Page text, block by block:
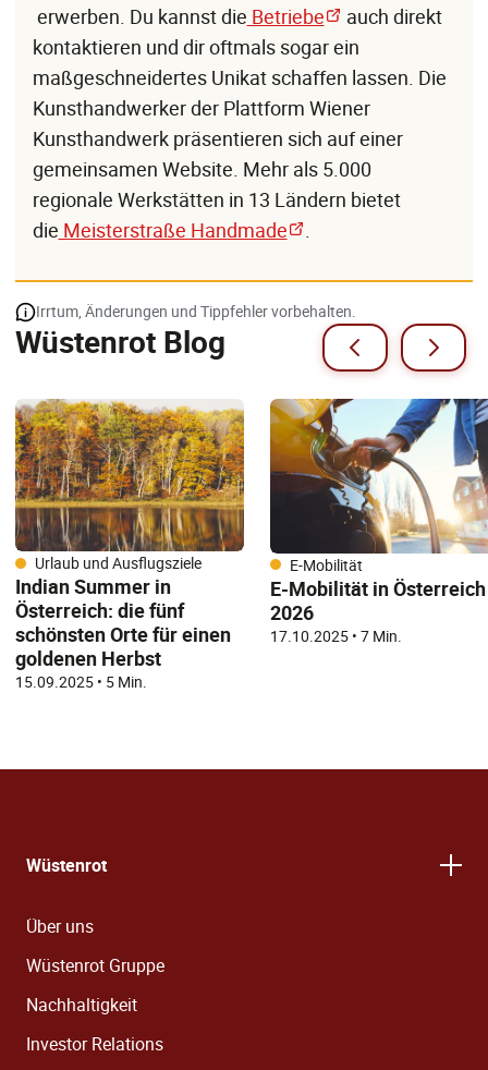
erwerben. Du kannst die Betriebe
auch direkt
kontaktieren und dir oftmals sogar ein
maßgeschneidertes Unikat schaffen lassen. Die
Kunsthandwerker der Plattform Wiener
Kunsthandwerk präsentieren sich auf einer
gemeinsamen Website. Mehr als 5.000
regionale Werkstätten in 13 Ländern bietet
die Meisterstraße Handmade
Irrtum, Änderungen und Tippfehler vorbehalten.
Wüstenrot Blog
Urlaub und Ausflugsziele
Indian Summer in
Österreich: die fünf
schönsten Orte für einen
goldenen Herbst
15.09.2025• 5 Min.
E-Mobilität
E-Mobilität in Österreich
2026
17.10.2025 • 7 Min.
Wüstenrot
Über uns
Wüstenrot Gruppe
Nachhaltigkeit
Investor Relations